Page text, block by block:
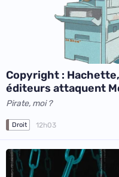
Copyright :
éditeurs attaquent
Pirate, moi ?
Droit 12h03